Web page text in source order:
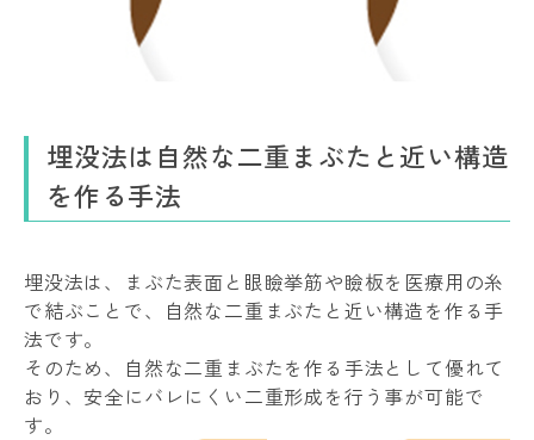
埋没法は自然な二重まぶたと近い構造
を作る手法
埋没法は、まぶた表面と眼瞼挙筋や瞼板を医療用の糸
で結ぶことで、自然な二重まぶたと近い構造を作る手
法です。
そのため、自然な二重まぶたを作る手法として優れて
おり、安全にバレにくい二重形成を行う事が可能で
す。